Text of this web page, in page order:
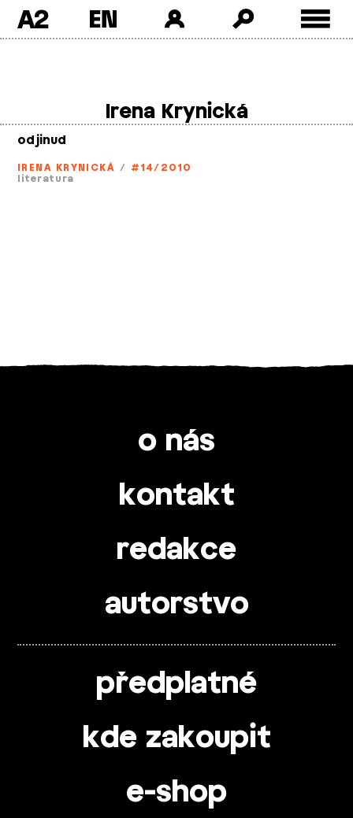
A2
Irena Krynická
odjinud
IRENA KRYNICKÁ / #14/2010
literatura
o nás
kontakt
redakce
autorstvo
předplatné
kde zakoupit
e-shop